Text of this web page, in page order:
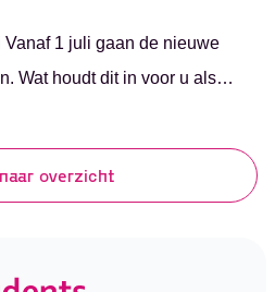
nieuwe lonen verwijs ik u
1 juli gaan de nieuwe
Wat houdt dit in voor u als
van uw cao. Mocht hierin
plaatsvinden dan zullen wij
overzicht